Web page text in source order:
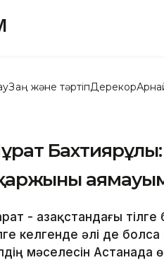
Заң және тәртіпДерекқор
Бахтиярұлы:
- Қазақстандағы
келгенде әлі де
мәселесін